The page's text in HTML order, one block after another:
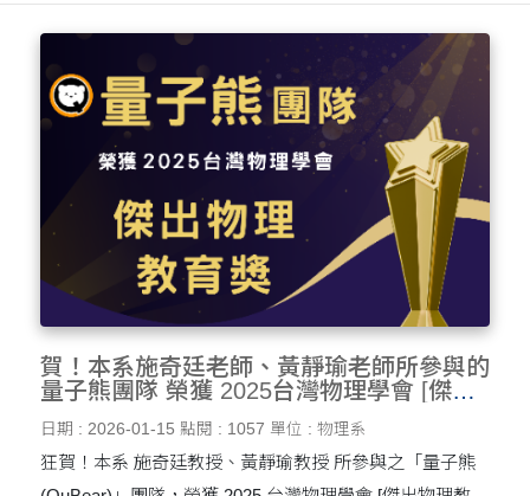
賀！本系施奇廷老師、黃靜瑜老師所參與的
量子熊團隊 榮獲 2025台灣物理學會 [傑出
日期 : 2026-01-15 點閱 : 1057 單位 : 物理系
狂賀！本系 施奇廷教授、黃靜瑜教授 所參與之「量子熊